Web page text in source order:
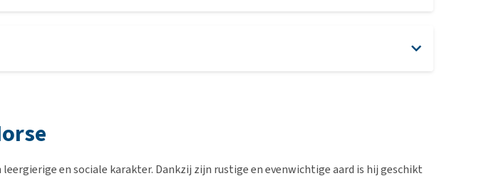
en sociale karakter. Dankzij zijn rustige en evenwichtige aard is hij geschikt